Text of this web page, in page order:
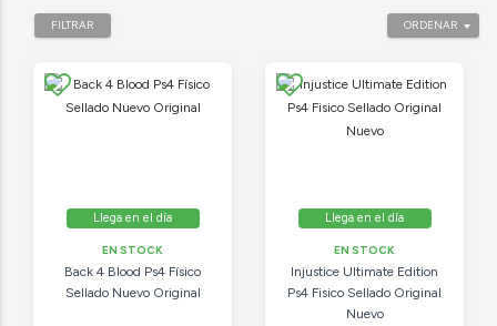
ORDENAR
FILTRAR
Llega en el día
EN STOCK
Back 4 Blood Ps4 Físico
Sellado Nuevo Original
Llega en el día
EN STOCK
Injustice Ultimate Edition
Ps4 Fisico Sellado Original
Nuevo